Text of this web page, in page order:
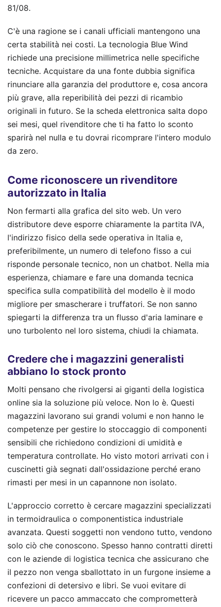
81/08.
C'è una ragione se i canali ufficiali mantengono una
certa stabilità nei costi. La tecnologia Blue Wind
richiede una precisione millimetrica nelle specifiche
tecniche. Acquistare da una fonte dubbia significa
rinunciare alla garanzia del produttore e, cosa ancora
più grave, alla reperibilità dei pezzi di ricambio
originali in futuro. Se la scheda elettronica salta dopo
sei mesi, quel rivenditore che ti ha fatto lo sconto
sparirà nel nulla e tu dovrai ricomprare l'intero modulo
da zero.
Come riconoscere un rivenditore
autorizzato in Italia
Non fermarti alla grafica del sito web. Un vero
distributore deve esporre chiaramente la partita IVA,
l'indirizzo fisico della sede operativa in Italia e,
preferibilmente, un numero di telefono fisso a cui
risponde personale tecnico, non un chatbot. Nella mia
esperienza, chiamare e fare una domanda tecnica
specifica sulla compatibilità del modello è il modo
migliore per smascherare i truffatori. Se non sanno
spiegarti la differenza tra un flusso d'aria laminare e
uno turbolento nel loro sistema, chiudi la chiamata.
Credere che i magazzini generalisti
abbiano lo stock pronto
Molti pensano che rivolgersi ai giganti della logistica
online sia la soluzione più veloce. Non lo è. Questi
magazzini lavorano sui grandi volumi e non hanno le
competenze per gestire lo stoccaggio di componenti
sensibili che richiedono condizioni di umidità e
temperatura controllate. Ho visto motori arrivati con i
cuscinetti già segnati dall'ossidazione perché erano
rimasti per mesi in un capannone non isolato.
L'approccio corretto è cercare magazzini specializzati
in termoidraulica o componentistica industriale
avanzata. Questi soggetti non vendono tutto, vendono
solo ciò che conoscono. Spesso hanno contratti diretti
con le aziende di logistica tecnica che assicurano che
il pezzo non venga sballottato in un furgone insieme a
confezioni di detersivo e libri. Se vuoi evitare di
ricevere un pacco ammaccato che comprometterà